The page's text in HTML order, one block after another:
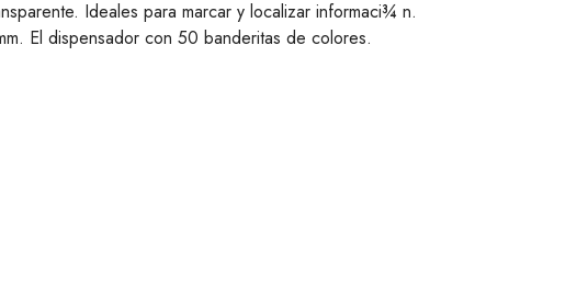
Ideales para marcar y localizar informaci¾ n.
El dispensador con 50 banderitas de colores.